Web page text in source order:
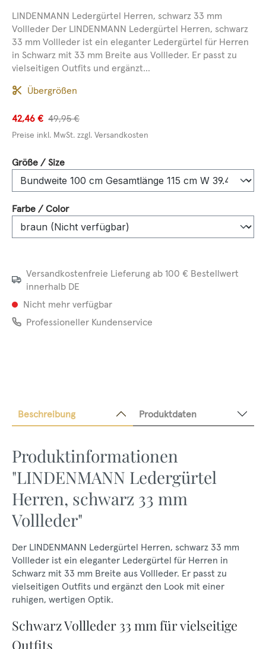
LINDENMANN Ledergürtel Herren, schwarz 33 mm
Vollleder Der LINDENMANN Ledergürtel Herren, schwarz
33 mm Vollleder ist ein eleganter Ledergürtel für Herren
in Schwarz mit 33 mm Breite aus Vollleder. Er passt zu
vielseitigen Outfits und ergänzt...
Übergrößen
42,46 € 49,95 €
Preise inkl. MwSt. zzgl. Versandkosten
Größe / Sizeauswählen
Farbe / Colorauswählen
Versandkostenfreie Lieferung ab 100 € Bestellwert
innerhalb DE
Nicht mehr verfügbar
Professioneller Kundenservice
Beschreibung Produktdaten
Produktinformationen
"LINDENMANN Ledergürtel
Herren, schwarz 33 mm
Vollleder"
Der LINDENMANN Ledergürtel Herren, schwarz 33 mm
Vollleder ist ein eleganter Ledergürtel für Herren in
Schwarz mit 33 mm Breite aus Vollleder. Er passt zu
vielseitigen Outfits und ergänzt den Look mit einer
ruhigen, wertigen Optik.
Schwarz Vollleder 33 mm für vielseitige
Outfits